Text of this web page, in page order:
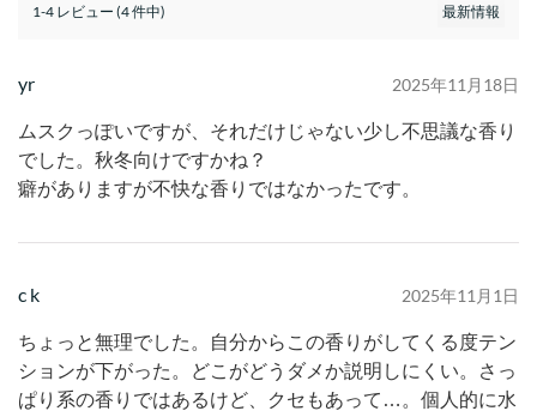
1-4 レビュー (4 件中)
yr 2025年11月18日
ムスクっぽいですが、それだけじゃない少し不思議な香り
でした。秋冬向けですかね？
癖がありますが不快な香りではなかったです。
c k 2025年11月1日
ちょっと無理でした。自分からこの香りがしてくる度テン
ションが下がった。どこがどうダメか説明しにくい。さっ
ぱり系の香りではあるけど、クセもあって…。個人的に水